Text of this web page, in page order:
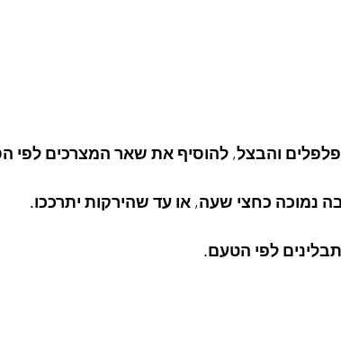
והבצל, להוסיף את שאר המצרכים לפי
נמוכה כחצי שעה, או עד שהירקות יתרככו.
לפי הטעם.